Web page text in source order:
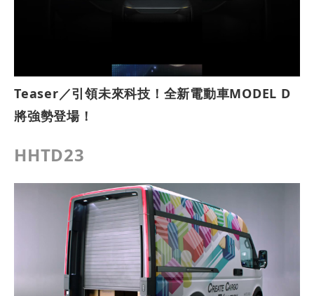
Teaser／引領未來科技！全新電動車MODEL D
將強勢登場！
HHTD23